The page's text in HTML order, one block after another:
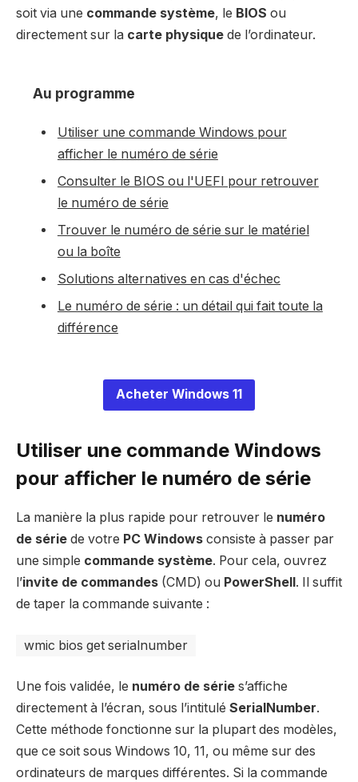
soit via une commande système, le BIOS ou
directement sur la carte physique de l’ordinateur.
Au programme
Utiliser une commande Windows pour
afficher le numéro de série
Consulter le BIOS ou l'UEFI pour retrouver
le numéro de série
Trouver le numéro de série sur le matériel
ou la boîte
Solutions alternatives en cas d'échec
Le numéro de série : un détail qui fait toute la
différence
Acheter Windows 11
Utiliser une commande Windows
pour afficher le numéro de série
La manière la plus rapide pour retrouver le numéro
de série de votre PC Windows consiste à passer par
une simple commande système. Pour cela, ouvrez
l’invite de commandes (CMD) ou PowerShell. Il suffit
de taper la commande suivante :
wmic bios get serialnumber
Une fois validée, le numéro de série s’affiche
directement à l’écran, sous l’intitulé SerialNumber.
Cette méthode fonctionne sur la plupart des modèles,
que ce soit sous Windows 10, 11, ou même sur des
ordinateurs de marques différentes. Si la commande